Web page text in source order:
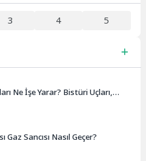
3 4 5
Ne İşe Yarar? Bistüri Uçları,
ve Numara Rehberi
Sancısı Nasıl Geçer?